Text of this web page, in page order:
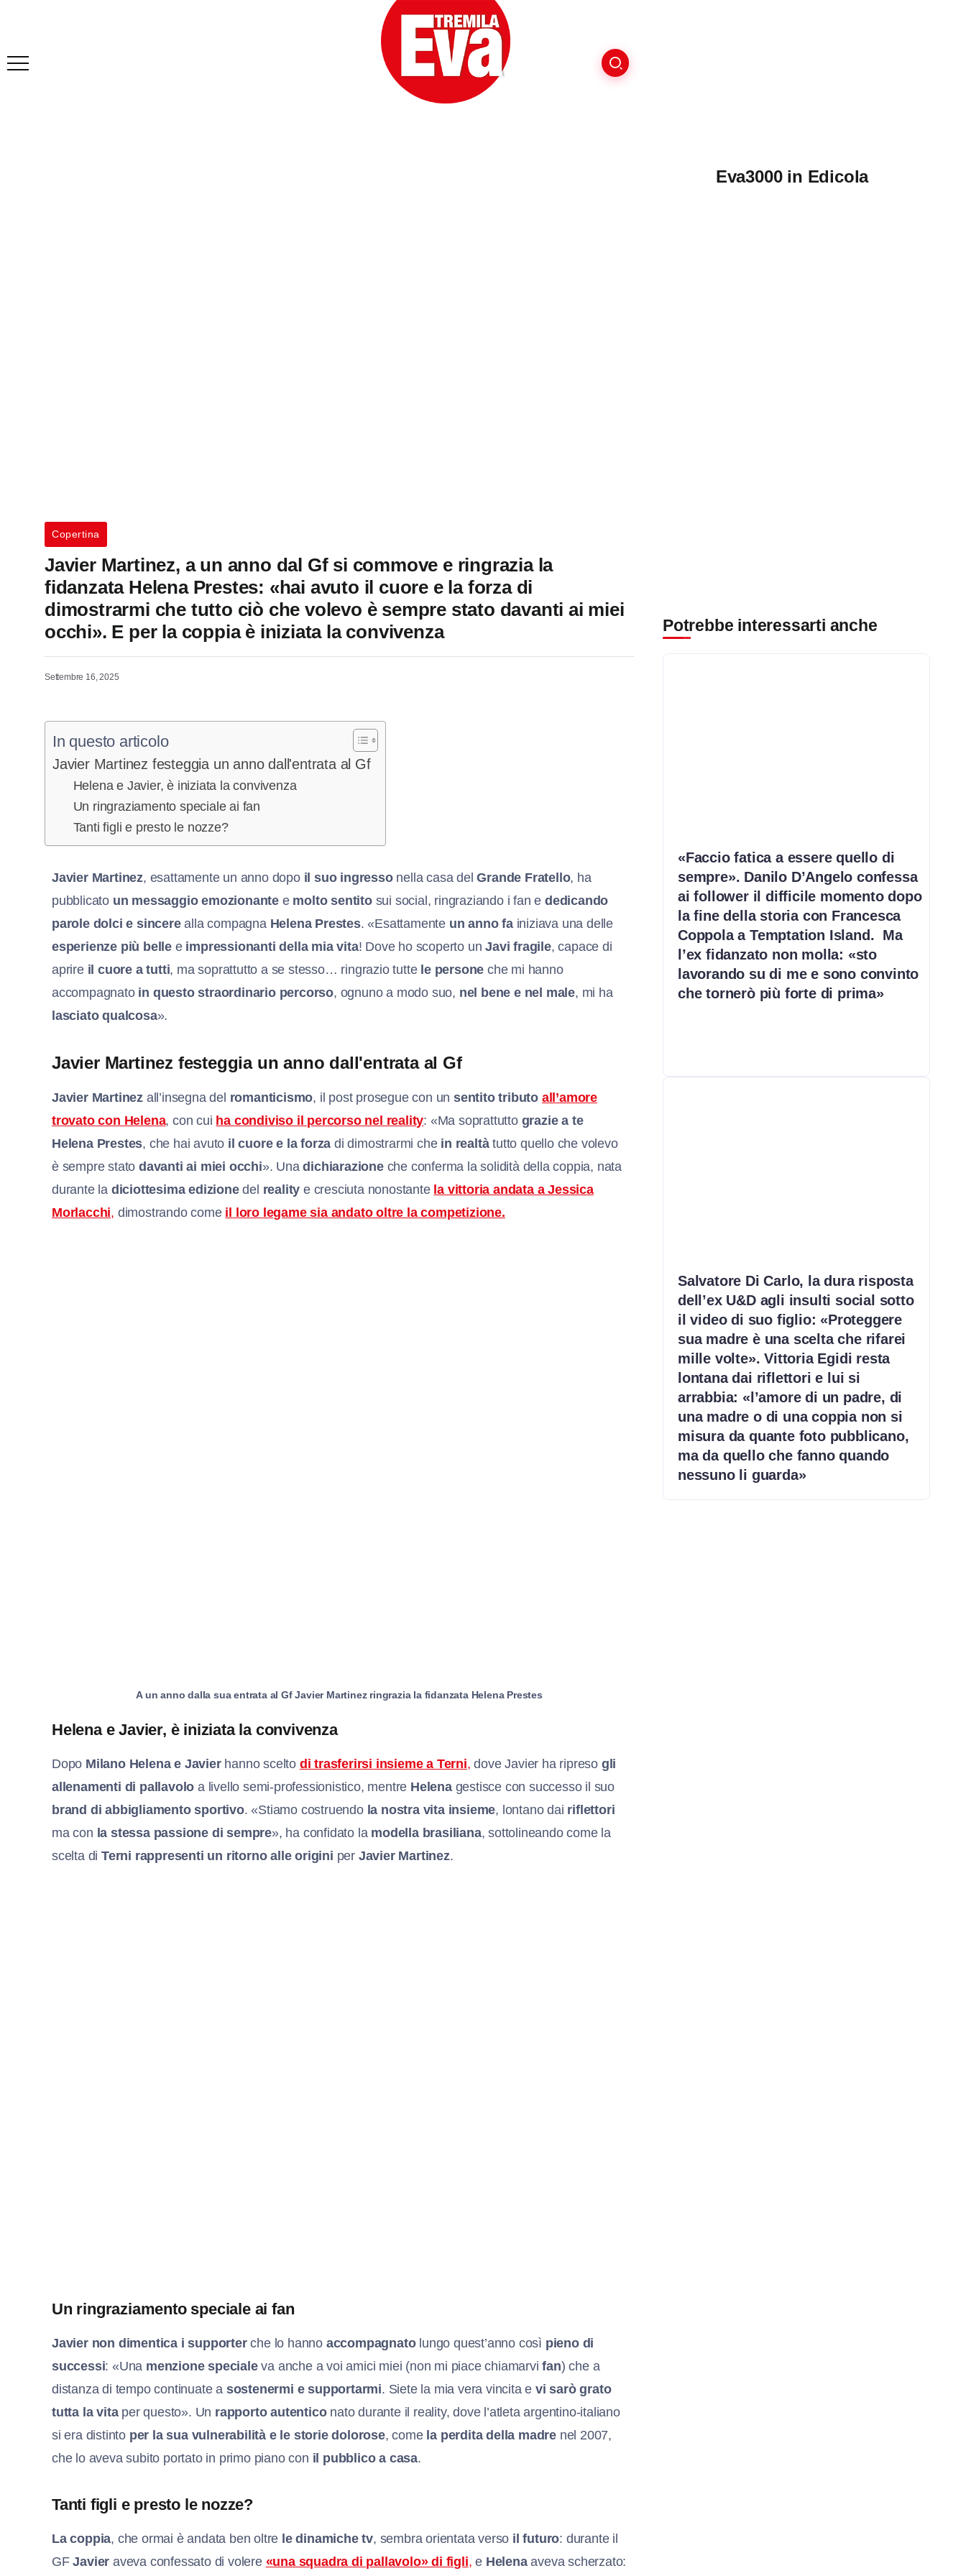
Copertina
Javier Martinez, a un anno dal Gf si commove e ringrazia la
fidanzata Helena Prestes: «hai avuto il cuore e la forza di
dimostrarmi che tutto ciò che volevo è sempre stato davanti ai miei
occhi». E per la coppia è iniziata la convivenza
Settembre 16, 2025
In questo articolo
Javier Martinez festeggia un anno dall'entrata al Gf
Helena e Javier, è iniziata la convivenza
Un ringraziamento speciale ai fan
Tanti figli e presto le nozze?
Javier Martinez, esattamente un anno dopo il suo ingressonella casa delGrande Fratello, ha
pubblicato un messaggio emozionante e molto sentitosui social, ringraziando i fan ededicando
parole dolci e sincerealla compagna Helena Prestes. «Esattamente un anno fainiziava una delle
esperienze più belle e impressionanti della mia vita! Dove ho scoperto unJavi fragile, capace di
aprire il cuore a tutti, ma soprattutto a se stesso… ringrazio tutte le persone che mi hanno
accompagnato in questo straordinario percorso, ognuno a modo suo, nel bene e nel male, mi ha
lasciato qualcosa».
Javier Martinez festeggia un anno dall'entrata al Gf
Javier Martinez all’insegna del romanticismo, il post prosegue con unsentito tributo all’amore
trovato con Helena, con cui ha condiviso il percorso nel reality: «Ma soprattutto grazie a te
Helena Prestes, che hai avuto il cuore e la forza di dimostrarmi che in realtàtutto quello che volevo
è sempre statodavanti ai miei occhi». Unadichiarazioneche conferma la solidità della coppia, nata
durante la diciottesima edizionedel realitye cresciuta nonostante la vittoria andata a Jessica
Morlacchi, dimostrando come il loro legame sia andato oltre la competizione.
A un anno dalla sua entrata al Gf Javier Martinez ringrazia la fidanzata Helena Prestes
Helena e Javier, è iniziata la convivenza
Dopo Milano Helena e Javierhanno scelto di trasferirsi insieme a Terni, dove Javier ha ripreso gli
allenamenti di pallavoloa livello semi-professionistico, mentre Helenagestisce con successo il suo
brand di abbigliamento sportivo. «Stiamo costruendo la nostra vita insieme, lontano dai riflettori
ma con la stessa passione di sempre», ha confidato la modella brasiliana, sottolineando come la
scelta di Terni rappresenti un ritorno alle origini per Javier Martinez.
Un ringraziamento speciale ai fan
Javier non dimentica i supporterche lo hanno accompagnatolungo quest’anno così pieno di
successi: «Una menzione specialeva anche a voi amici miei (non mi piace chiamarvifan) che a
distanza di tempo continuate a sostenermi e supportarmi. Siete la mia vera vincita evi sarò grato
tutta la vitaper questo». Un rapporto autenticonato durante il reality, dove l’atleta argentino-italiano
si era distinto per la sua vulnerabilità e le storie dolorose, come la perdita della madre nel 2007,
che lo aveva subito portato in primo piano con il pubblico a casa.
Tanti figli e presto le nozze?
La coppia, che ormai è andata ben oltre le dinamiche tv, sembra orientata verso il futuro: durante il
GFJavieraveva confessato di volere «una squadra di pallavolo» di figli, e Helenaaveva scherzato:
Eva3000 in Edicola
Potrebbe interessarti anche
«Faccio fatica a essere quello di
sempre». Danilo D’Angelo confessa
ai follower il difficile momento dopo
la fine della storia con Francesca
Coppola a Temptation Island. Ma
l’ex fidanzato non molla: «sto
lavorando su di me e sono convinto
che tornerò più forte di prima»
Salvatore Di Carlo, la dura risposta
dell’ex U&D agli insulti social sotto
il video di suo figlio: «Proteggere
sua madre è una scelta che rifarei
mille volte». Vittoria Egidi resta
lontana dai riflettori e lui si
arrabbia: «l’amore di un padre, di
una madre o di una coppia non si
misura da quante foto pubblicano,
ma da quello che fanno quando
nessuno li guarda»